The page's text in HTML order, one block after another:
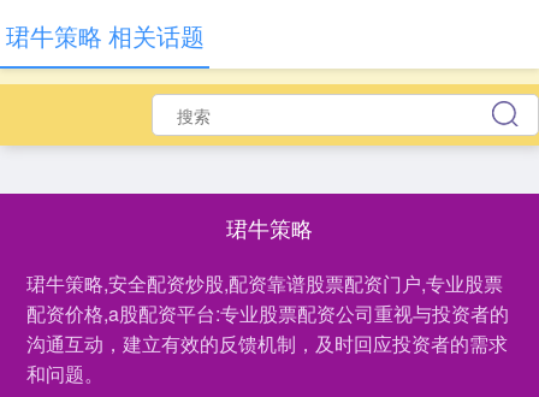
珺牛策略
珺牛策略,安全配资炒股,配资靠谱股票配资门户,专业股票
配资价格,a股配资平台:专业股票配资公司重视与投资者的
沟通互动，建立有效的反馈机制，及时回应投资者的需求
和问题。
珺牛策略 相关话题